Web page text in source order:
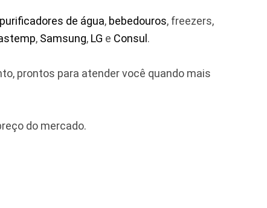
purificadores de água, bebedouros, freezers,
, Samsung, LG e Consul .
prontos para atender você quando mais
do mercado.